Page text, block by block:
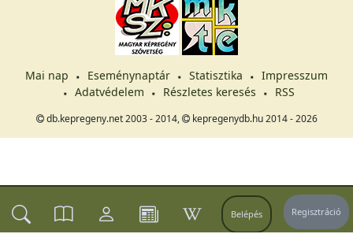
Belépés Regisztráció
Mai nap Eseménynaptár Statisztika
Impresszum
Adatvédelem
Részletes keresés RSS
db.kepregeny.net 2003 - 2014, kepregenydb.hu 2014 - 2026